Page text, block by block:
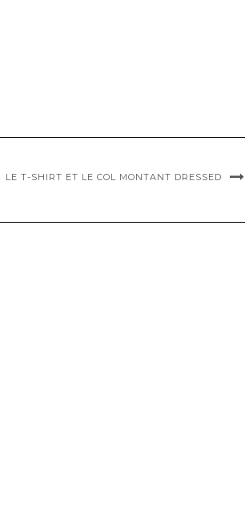
LE T-SHIRT ET LE COL MONTANT DRESSED